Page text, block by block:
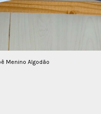
Menino Algodão